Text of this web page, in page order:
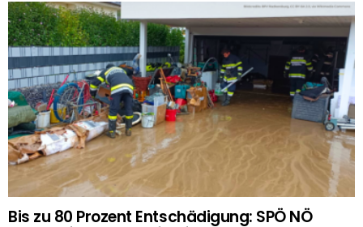
Bis zu 80 Prozent Entschädigung: SPÖ NÖ